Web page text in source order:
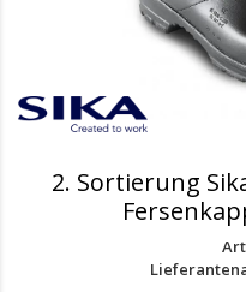
2. Sortierung